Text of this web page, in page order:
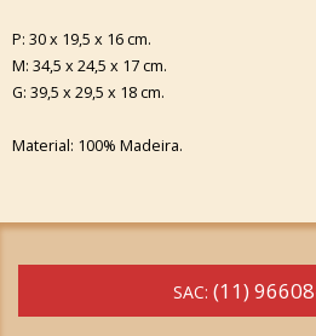
P: 30 x 19,5 x 16 cm.
M: 34,5 x 24,5 x 17 cm.
G: 39,5 x 29,5 x 18 cm.
Material: 100% Madeira.
SAC: (11)